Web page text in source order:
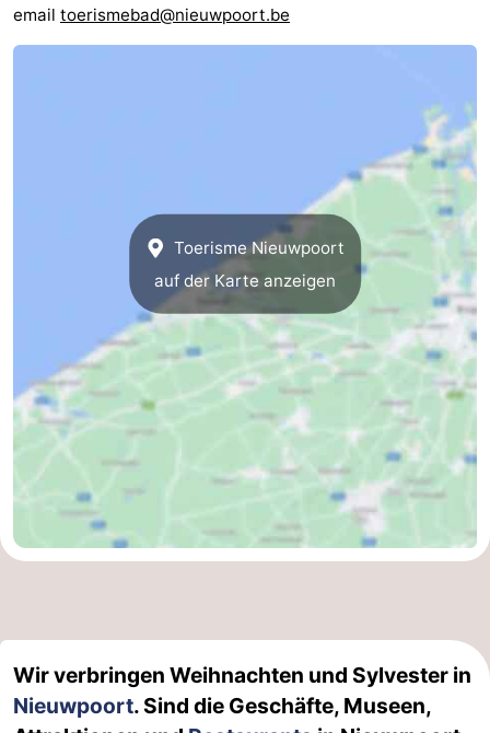
email toerismebad@nieuwpoort.be
Toerisme Nieuwpoort
auf der Karte anzeigen
Wir verbringen Weihnachten und Sylvester in
Nieuwpoort. Sind die Geschäfte, Museen,